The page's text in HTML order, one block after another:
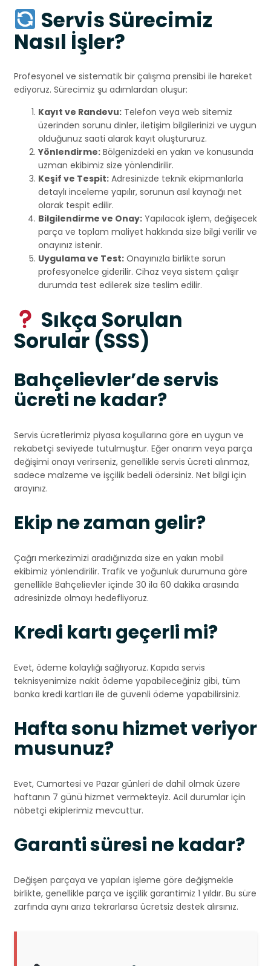
Servis Sürecimiz
Nasıl İşler?
Profesyonel ve sistematik bir çalışma prensibi ile hareket
ediyoruz. Sürecimiz şu adımlardan oluşur:
Kayıt ve Randevu: Telefon veya web sitemiz
üzerinden sorunu dinler, iletişim bilgilerinizi ve uygun
olduğunuz saati alarak kayıt oluştururuz.
Yönlendirme: Bölgenizdeki en yakın ve konusunda
uzman ekibimiz size yönlendirilir.
Keşif ve Tespit: Adresinizde teknik ekipmanlarla
detaylı inceleme yapılır, sorunun asıl kaynağı net
olarak tespit edilir.
Bilgilendirme ve Onay: Yapılacak işlem, değişecek
parça ve toplam maliyet hakkında size bilgi verilir ve
onayınız istenir.
Uygulama ve Test: Onayınızla birlikte sorun
profesyonelce giderilir. Cihaz veya sistem çalışır
durumda test edilerek size teslim edilir.
Sıkça Sorulan
Sorular (SSS)
Bahçelievler’de servis
ücreti ne kadar?
Servis ücretlerimiz piyasa koşullarına göre en uygun ve
rekabetçi seviyede tutulmuştur. Eğer onarım veya parça
değişimi onayı verirseniz, genellikle servis ücreti alınmaz,
sadece malzeme ve işçilik bedeli ödersiniz. Net bilgi için
arayınız.
Ekip ne zaman gelir?
Çağrı merkezimizi aradığınızda size en yakın mobil
ekibimiz yönlendirilir. Trafik ve yoğunluk durumuna göre
genellikle Bahçelievler içinde 30 ila 60 dakika arasında
adresinizde olmayı hedefliyoruz.
Kredi kartı geçerli mi?
Evet, ödeme kolaylığı sağlıyoruz. Kapıda servis
teknisyenimize nakit ödeme yapabileceğiniz gibi, tüm
banka kredi kartları ile de güvenli ödeme yapabilirsiniz.
Hafta sonu hizmet veriyor
musunuz?
Evet, Cumartesi ve Pazar günleri de dahil olmak üzere
haftanın 7 günü hizmet vermekteyiz. Acil durumlar için
nöbetçi ekiplerimiz mevcuttur.
Garanti süresi ne kadar?
Değişen parçaya ve yapılan işleme göre değişmekle
birlikte, genellikle parça ve işçilik garantimiz 1 yıldır. Bu süre
zarfında aynı arıza tekrarlarsa ücretsiz destek alırsınız.